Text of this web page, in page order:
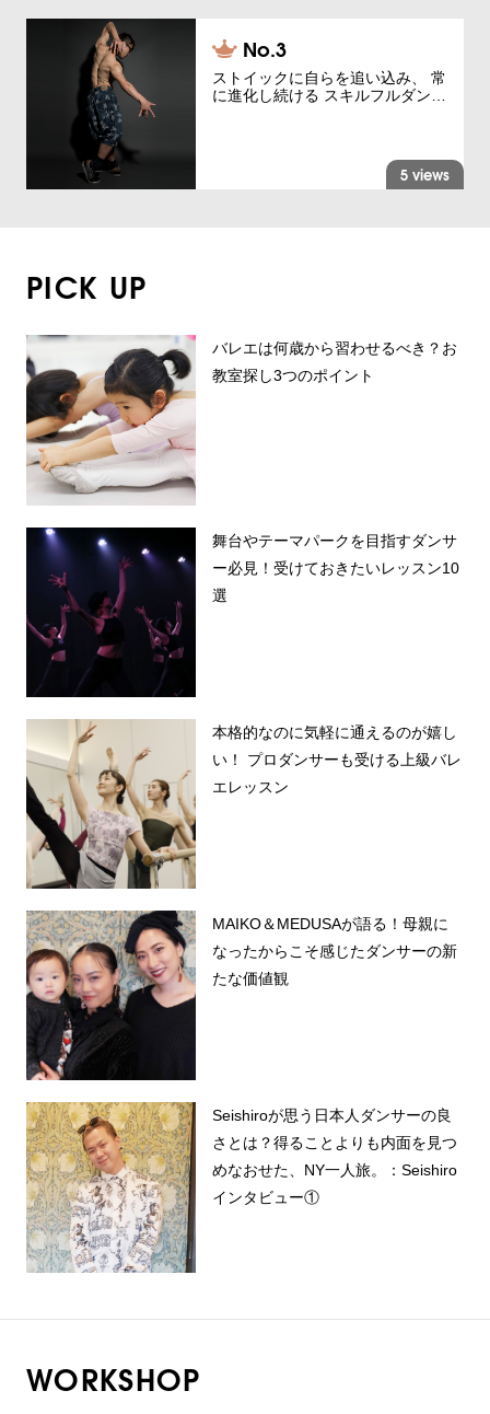
ストイックに自らを追い込み、 常
に進化し続ける スキルフルダン…
5 views
PICK UP
バレエは何歳から習わせるべき？お
教室探し3つのポイント
舞台やテーマパークを目指すダンサ
ー必見！受けておきたいレッスン10
選
本格的なのに気軽に通えるのが嬉し
い！ プロダンサーも受ける上級バレ
エレッスン
MAIKO＆MEDUSAが語る！母親に
なったからこそ感じたダンサーの新
たな価値観
Seishiroが思う日本人ダンサーの良
さとは？得ることよりも内面を見つ
めなおせた、NY一人旅。：Seishiro
インタビュー①
WORKSHOP